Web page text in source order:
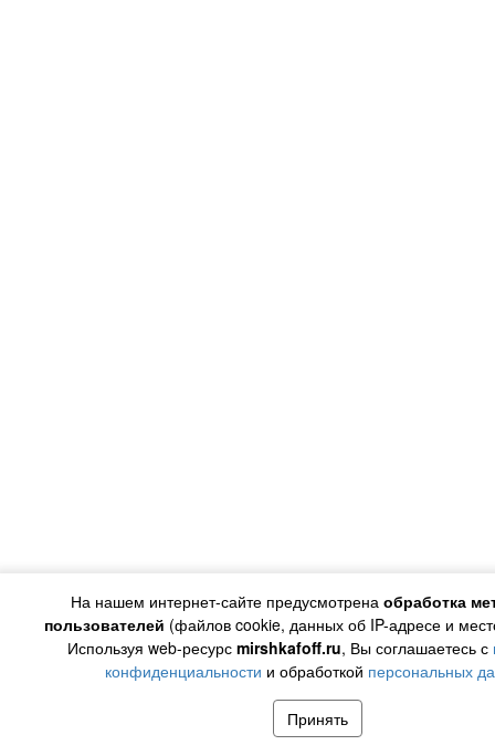
На нашем интернет-сайте предусмотрена обработка
пользователей (файлов cookie, данных об IP-адресе и
Используя web-ресурс mirshkafoff.ru, Вы соглашаетесь с
конфиденциальности и обработкой персональных
Принять